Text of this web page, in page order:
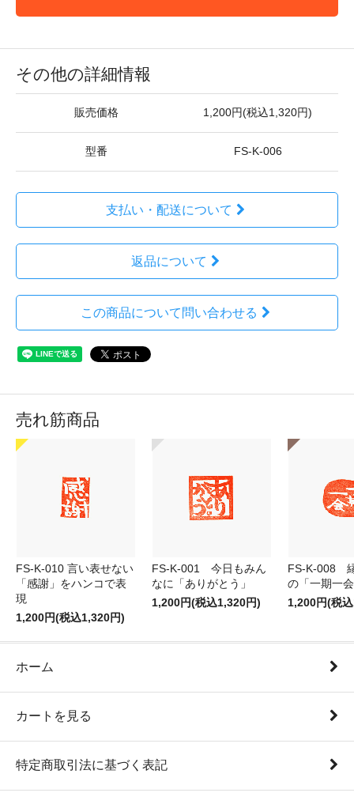
その他の詳細情報
販売価格 1,200円(税込1,320円)
型番 FS-K-006
支払い・配送について
返品について
この商品について問い合わせる
売れ筋商品
FS-K-010 言い表せない
「感謝」をハンコで表
現
1,200円(税込1,320円)
FS-K-001 今日もみん
なに「ありがとう」
1,200円(税込1,320円)
FS-K-008
の「一期一
1,200円(税
ホーム
カートを見る
特定商取引法に基づく表記